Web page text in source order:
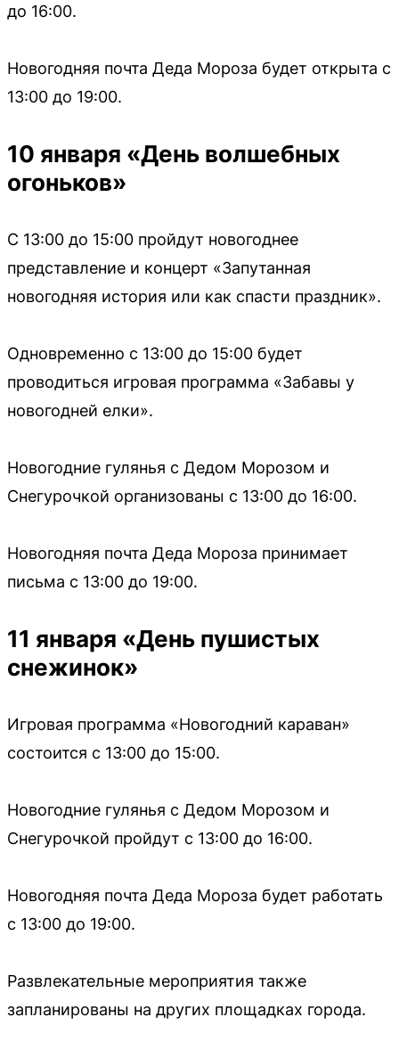
до 16:00.
Новогодняя почта Деда Мороза будет открыта с
13:00 до 19:00.
10 января «День волшебных
огоньков»
С 13:00 до 15:00 пройдут новогоднее
представление и концерт «Запутанная
новогодняя история или как спасти праздник».
Одновременно с 13:00 до 15:00 будет
проводиться игровая программа «Забавы у
новогодней елки».
Новогодние гулянья с Дедом Морозом и
Снегурочкой организованы с 13:00 до 16:00.
Новогодняя почта Деда Мороза принимает
письма с 13:00 до 19:00.
11 января «День пушистых
снежинок»
Игровая программа «Новогодний караван»
состоится с 13:00 до 15:00.
Новогодние гулянья с Дедом Морозом и
Снегурочкой пройдут с 13:00 до 16:00.
Новогодняя почта Деда Мороза будет работать
с 13:00 до 19:00.
Развлекательные мероприятия также
запланированы на других площадках города.